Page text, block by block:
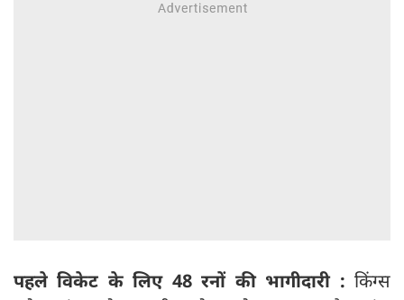
पहले विकेट के लिए 48 रनों की भागीदारी : किंग्स